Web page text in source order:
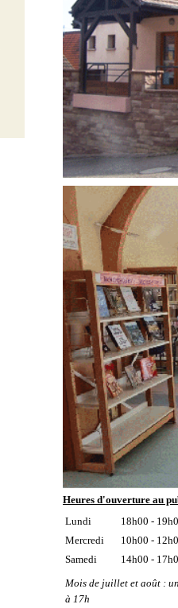
Heures d'ouverture au
Lundi
18h00 -
Mercredi
10h00 -
Samedi
14h00 -
Mois de juillet et août :
à 17h